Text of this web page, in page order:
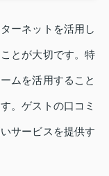
ーネットを活用し
とが大切です。特
ムを活用すること
。ゲストの口コミ
サービスを提供す